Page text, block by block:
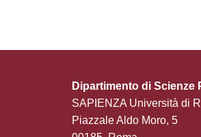
Dipartimento di Scienze
SAPIENZA Università di
Piazzale Aldo Moro, 5